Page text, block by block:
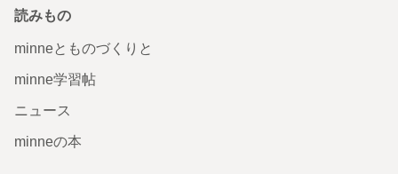
読みもの
minneとものづくりと
minne学習帖
ニュース
minneの本